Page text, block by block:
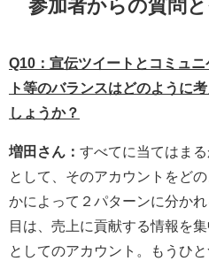
参加者からの質問
Q10：宣伝ツイートとコミュ
ト等のバランスはどのように
しょうか？
増田さん： すべてに当てはま
として、そのアカウントをど
かによって２パターンに分か
目は、売上に貢献する情報を
としてのアカウント。もうひ